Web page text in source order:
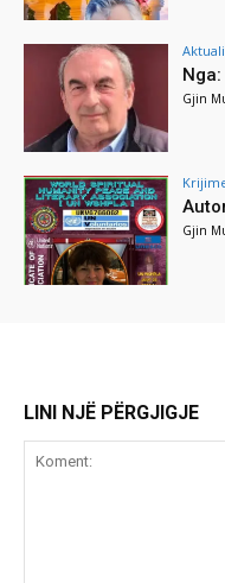
Gjin
Gjin
LINI NJË PËRGJIGJE